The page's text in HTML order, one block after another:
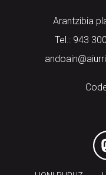
Arantzibia
Tel.: 943